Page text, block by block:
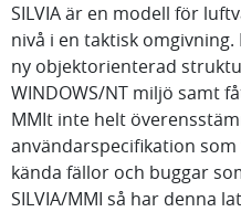
SILVIA är en modell för
nivå i en taktisk
ny objektorienterad
WINDOWS/NT miljö samt
MMIt inte helt
användarspecifikation
kända fällor och buggar
SILVIA/MMI så har denna